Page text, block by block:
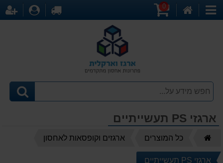
קטגוריות
0
לקופה
ארגזי PS תעשייתיים
כל המוצרים ארגזים וקופסאות לאחסון
ארגזי PS תעשייתיים